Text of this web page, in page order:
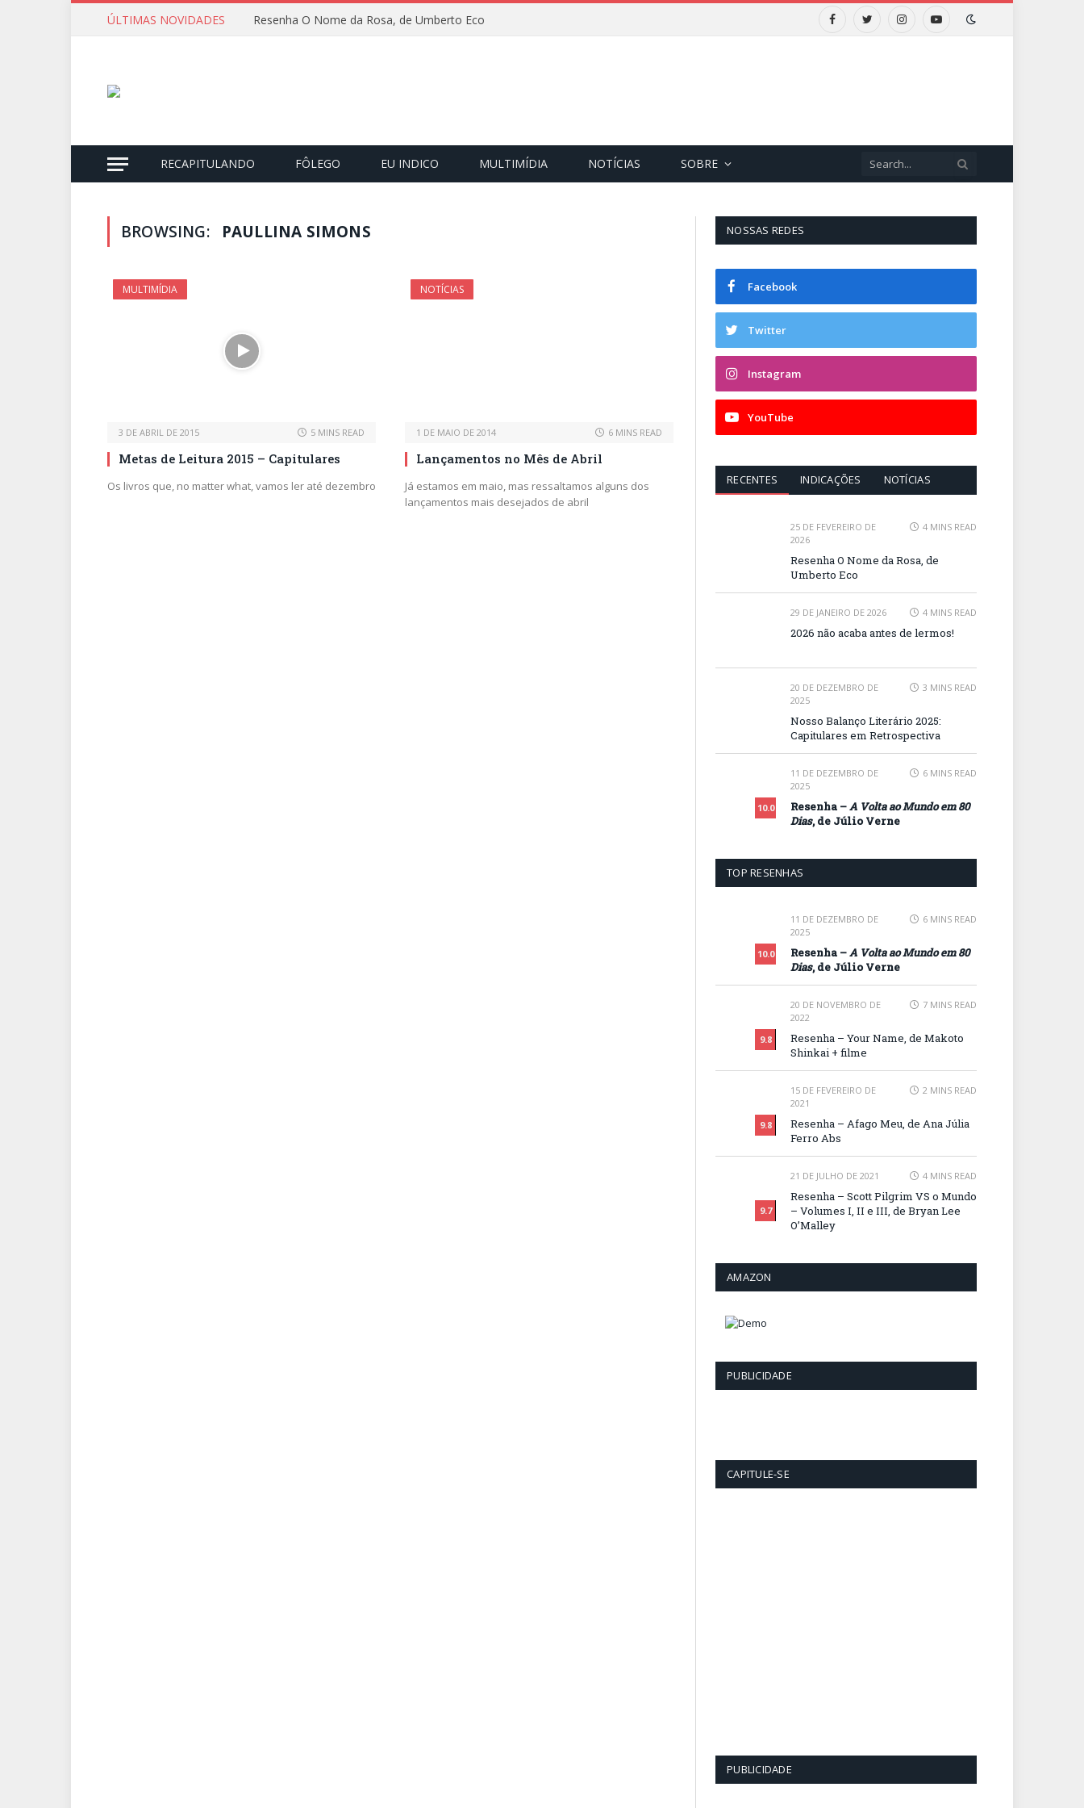
ÚLTIMAS NOVIDADES Resenha O Nome da Rosa, de Umberto Eco FacebookTwitterInstagramYouTube
RECAPITULANDO FÔLEGO EU INDICO MULTIMÍDIA NOTÍCIAS SOBRE
BROWSING: PAULLINA SIMONS
MULTIMÍDIA
3 DE ABRIL DE 2015 5 MINS READ
Metas de Leitura 2015 – Capitulares
Os livros que, no matter what, vamos ler até dezembro
NOTÍCIAS
1 DE MAIO DE 2014 6 MINS READ
Lançamentos no Mês de Abril
Já estamos em maio, mas ressaltamos alguns dos
lançamentos mais desejados de abril
NOSSAS REDES
Facebook
Twitter
Instagram
YouTube
RECENTES INDICAÇÕES NOTÍCIAS
25 DE FEVEREIRO DE
2026
4 MINS READ
Resenha O Nome da Rosa, de
Umberto Eco
29 DE JANEIRO DE 2026 4 MINS READ
2026 não acaba antes de lermos!
20 DE DEZEMBRO DE
2025
3 MINS READ
Nosso Balanço Literário 2025:
Capitulares em Retrospectiva
10.0
11 DE DEZEMBRO DE
2025
6 MINS READ
Resenha –A Volta ao Mundo em 80
Dias, de Júlio Verne
TOP RESENHAS
10.0
11 DE DEZEMBRO DE
2025
6 MINS READ
Resenha –A Volta ao Mundo em 80
Dias, de Júlio Verne
9.8
20 DE NOVEMBRO DE
2022
7 MINS READ
Resenha – Your Name, de Makoto
Shinkai + filme
9.8
15 DE FEVEREIRO DE
2021
2 MINS READ
Resenha – Afago Meu, de Ana Júlia
Ferro Abs
9.7
21 DE JULHO DE 2021 4 MINS READ
Resenha – Scott Pilgrim VS o Mundo
– Volumes I, II e III, de Bryan Lee
O’Malley
AMAZON
PUBLICIDADE
CAPITULE-SE
PUBLICIDADE